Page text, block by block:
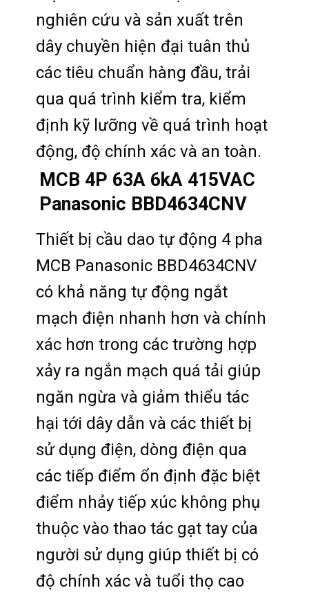
nghiên cứu và sản xuất trên
dây chuyền hiện đại tuân thủ
các tiêu chuẩn hàng đầu, trải
qua quá trình kiểm tra, kiểm
định kỹ lưỡng về quá trình hoạt
động, độ chính xác và an toàn.
MCB 4P 63A 6kA 415VAC
Panasonic BBD4634CNV
Thiết bị cầu dao tự động 4 pha
MCB Panasonic BBD4634CNV
có khả năng tự động ngắt
mạch điện nhanh hơn và chính
xác hơn trong các trường hợp
xảy ra ngắn mạch quá tải giúp
ngăn ngừa và giảm thiểu tác
hại tới dây dẫn và các thiết bị
sử dụng điện, dòng điện qua
các tiếp điểm ổn định đặc biệt
điểm nhảy tiếp xúc không phụ
thuộc vào thao tác gạt tay của
người sử dụng giúp thiết bị có
độ chính xác và tuổi thọ cao